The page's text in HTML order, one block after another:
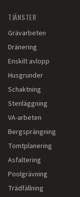
TJÄNSTER
Grävarbeten
Dränering
Enskilt avlopp
Husgrunder
Schaktning
Stenläggning
VA-arbeten
Bergsprängning
Tomtplanering
Asfaltering
Poolgrävning
Trädfällning